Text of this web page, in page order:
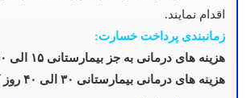
اقدام نمایند.
زمانبندی پرداخت خسارت:
هزینه های درمانی به جز بیمارستانی ۱۵ الی ۲۰ روز کاری
هزینه های درمانی بیمارستانی ۳۰ الی ۴۰ روز کاری